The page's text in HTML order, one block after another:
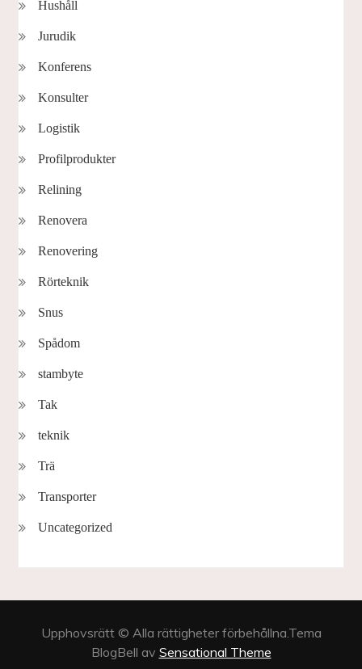
Hushåll
Jurudik
Konferens
Konsulter
Logistik
Profilprodukter
Relining
Renovera
Renovering
Rörteknik
Snus
Spådom
stambyte
Tak
teknik
Trä
Transporter
Uncategorized
Upphovsrätt © Alla rättigheter förbehållna.Tema
BlogBell av Sensational Theme